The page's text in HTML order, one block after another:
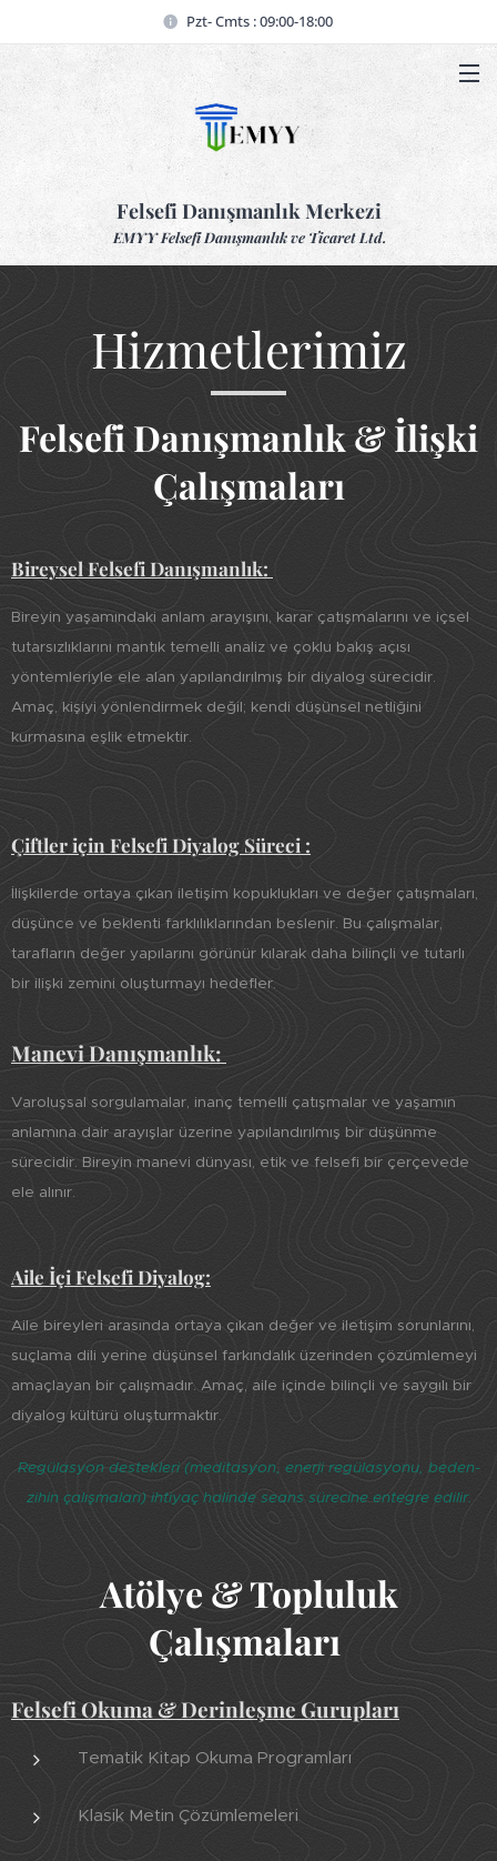
Pzt- Cmts : 09:00-18:00
Felsefi Danışmanlık Merkezi
EMYY Felsefi Danışmanlık ve Ticaret Ltd.
Hizmetlerimiz
Felsefi Danışmanlık & İlişki
Çalışmaları
Bireysel Felsefi Danışmanlık:
Bireyin yaşamındaki anlam arayışını, karar çatışmalarını ve içsel
tutarsızlıklarını mantık temelli analiz ve çoklu bakış açısı
yöntemleriyle ele alan yapılandırılmış bir diyalog sürecidir.
Amaç, kişiyi yönlendirmek değil; kendi düşünsel netliğini
kurmasına eşlik etmektir.
Çiftler için Felsefi Diyalog Süreci :
İlişkilerde ortaya çıkan iletişim kopuklukları ve değer çatışmaları,
düşünce ve beklenti farklılıklarından beslenir. Bu çalışmalar,
tarafların değer yapılarını görünür kılarak daha bilinçli ve tutarlı
bir ilişki zemini oluşturmayı hedefler.
Manevi Danışmanlık:
Varoluşsal sorgulamalar, inanç temelli çatışmalar ve yaşamın
anlamına dair arayışlar üzerine yapılandırılmış bir düşünme
sürecidir. Bireyin manevi dünyası, etik ve felsefi bir çerçevede
ele alınır.
Aile İçi Felsefi Diyalog:
Aile bireyleri arasında ortaya çıkan değer ve iletişim sorunlarını,
suçlama dili yerine düşünsel farkındalık üzerinden çözümlemeyi
amaçlayan bir çalışmadır. Amaç, aile içinde bilinçli ve saygılı bir
diyalog kültürü oluşturmaktır.
Regülasyon destekleri (meditasyon, enerji regülasyonu, beden-
zihin çalışmaları) ihtiyaç halinde seans sürecine entegre edilir.
Atölye & Topluluk
Çalışmaları
Felsefi Okuma & Derinleşme Gurupları
Tematik Kitap Okuma Programları
Klasik Metin Çözümlemeleri